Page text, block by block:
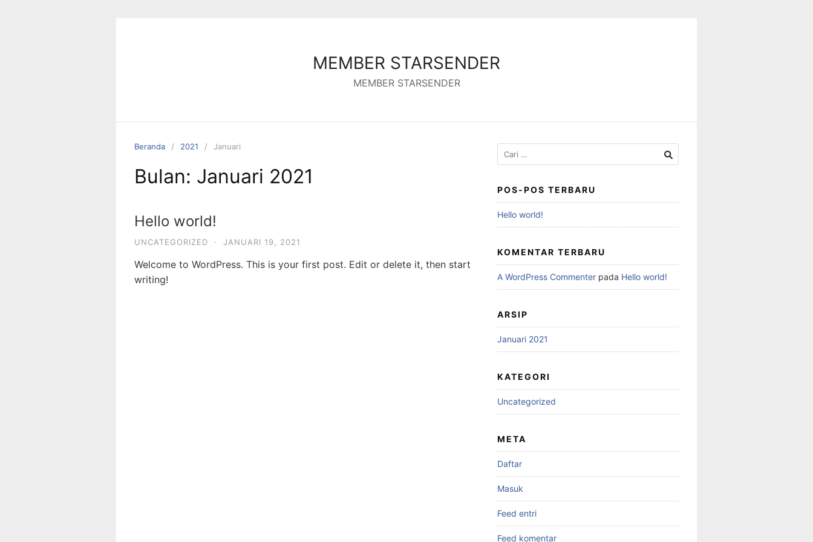
MEMBER STARSENDER
MEMBER STARSENDER
Beranda 2021 Januari
Bulan: Januari 2021
Hello world!
UNCATEGORIZED · JANUARI 19, 2021
Welcome to WordPress. This is your first post. Edit or delete it, then start
writing!
Cari
untuk:
POS-POS TERBARU
Hello world!
KOMENTAR TERBARU
A WordPress Commenter pada Hello world!
ARSIP
Januari 2021
KATEGORI
Uncategorized
META
Daftar
Masuk
Feed entri
Feed komentar